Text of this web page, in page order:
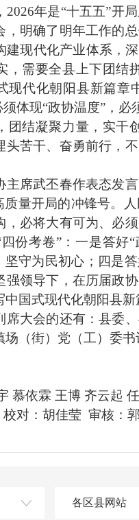
年是“十五五”开局
，明确了明年工作的
建现代化产业体系，
，需要全县上下团结
现代化朝阳县新篇章
体现“政协温度”，必
结凝聚力量，实干创
头苦干、奋勇前行，
武丕春作表态发言
质量开局的冲锋号。
，必将大有可为、必
份考卷”：一是答好
坚守为民初心；四是
强领导下，在历届政
中国式现代化朝阳县新
会的还有：县委、
（街）党（工）委书
依霖 王博 齐云起 任
：胡佳莹 审核：
各区县网站